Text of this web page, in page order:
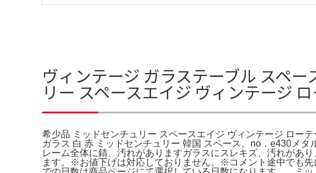
ヴィンテージ ガラステーブル スペ
リー スペースエイジ ヴィンテージ
希少品 ミッドセンチュリー スペースエイジ ヴィンテージ ロー
ガラス 白 赤 ミッドセンチュリー 韓国 スペース。no．e430メ
レーム全体に錆、汚れがありますガラスにスレキズ、汚れがあ
ます。※お値下げは対応しておりません。※コメント途中でも